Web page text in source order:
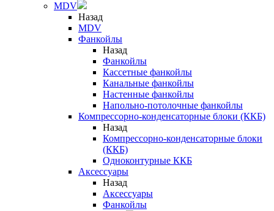
MDV
Назад
MDV
Фанкойлы
Назад
Фанкойлы
Кассетные фанкойлы
Канальные фанкойлы
Настенные фанкойлы
Напольно-потолочные фанкойлы
Компрессорно-конденсаторные блоки (ККБ)
Назад
Компрессорно-конденсаторные блоки
(ККБ)
Одноконтурные ККБ
Аксессуары
Назад
Аксессуары
Фанкойлы